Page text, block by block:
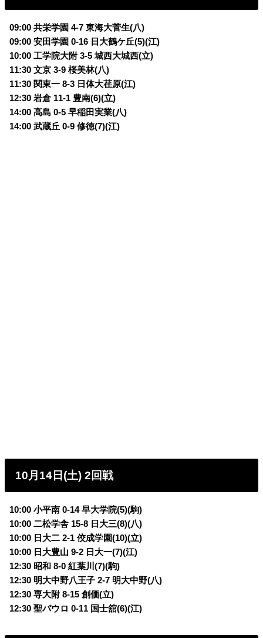
09:00 共栄学園 4-7 東海大菅生(八)
09:00 安田学園 0-16 日大鶴ケ丘(5)(江)
10:00 工学院大附 3-5 城西大城西(立)
11:30 文京 3-9 桜美林(八)
11:30 関東一 8-3 日体大荏原(江)
12:30 岩倉 11-1 豊南(6)(立)
14:00 高島 0-5 早稲田実業(八)
14:00 武蔵丘 0-9 修徳(7)(江)
10月14日(土) 2回戦
10:00 小平南 0-14 早大学院(5)(駒)
10:00 二松学舎 15-8 日大三(8)(八)
10:00 日大二 2-1 佼成学園(10)(立)
10:00 日大豊山 9-2 日大一(7)(江)
12:30 昭和 8-0 紅葉川(7)(駒)
12:30 明大中野八王子 2-7 明大中野(八)
12:30 専大附 8-15 創価(立)
12:30 聖パウロ 0-11 国士舘(6)(江)